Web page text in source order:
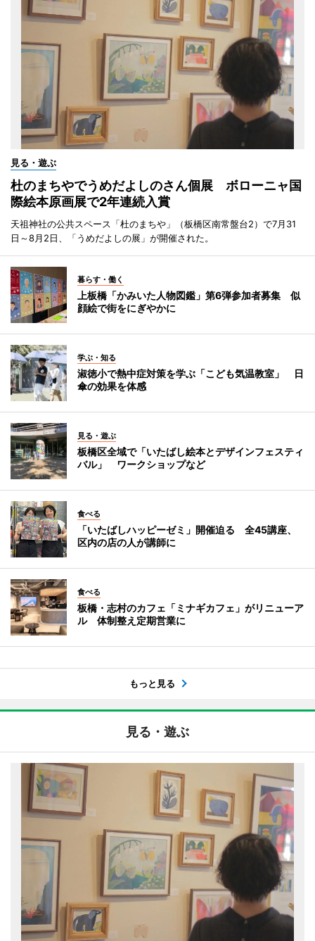
見る・遊ぶ
杜のまちやでうめだよしのさん個展 ボローニャ国
際絵本原画展で2年連続入賞
天祖神社の公共スペース「杜のまちや」（板橋区南常盤台2）で7月31
日～8月2日、「うめだよしの展」が開催された。
暮らす・働く
上板橋「かみいた人物図鑑」第6弾参加者募集 似
顔絵で街をにぎやかに
学ぶ・知る
淑徳小で熱中症対策を学ぶ「こども気温教室」 日
傘の効果を体感
見る・遊ぶ
板橋区全域で「いたばし絵本とデザインフェスティ
バル」 ワークショップなど
食べる
「いたばしハッピーゼミ」開催迫る 全45講座、
区内の店の人が講師に
食べる
板橋・志村のカフェ「ミナギカフェ」がリニューア
ル 体制整え定期営業に
もっと見る
見る・遊ぶ